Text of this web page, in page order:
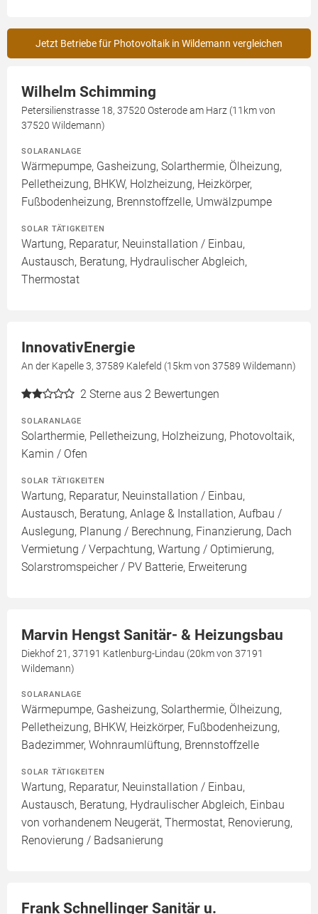
Jetzt Betriebe für Photovoltaik in Wildemann vergleichen
Wilhelm Schimming
Petersilienstrasse 18, 37520 Osterode am Harz (11km von
37520 Wildemann)
SOLARANLAGE
Wärmepumpe, Gasheizung, Solarthermie, Ölheizung,
Pelletheizung, BHKW, Holzheizung, Heizkörper,
Fußbodenheizung, Brennstoffzelle, Umwälzpumpe
SOLAR TÄTIGKEITEN
Wartung, Reparatur, Neuinstallation / Einbau,
Austausch, Beratung, Hydraulischer Abgleich,
Thermostat
InnovativEnergie
An der Kapelle 3, 37589 Kalefeld (15km von 37589 Wildemann)
2 Sterne aus 2 Bewertungen
SOLARANLAGE
Solarthermie, Pelletheizung, Holzheizung, Photovoltaik,
Kamin / Ofen
SOLAR TÄTIGKEITEN
Wartung, Reparatur, Neuinstallation / Einbau,
Austausch, Beratung, Anlage & Installation, Aufbau /
Auslegung, Planung / Berechnung, Finanzierung, Dach
Vermietung / Verpachtung, Wartung / Optimierung,
Solarstromspeicher / PV Batterie, Erweiterung
Marvin Hengst Sanitär- & Heizungsbau
Diekhof 21, 37191 Katlenburg-Lindau (20km von 37191
Wildemann)
SOLARANLAGE
Wärmepumpe, Gasheizung, Solarthermie, Ölheizung,
Pelletheizung, BHKW, Heizkörper, Fußbodenheizung,
Badezimmer, Wohnraumlüftung, Brennstoffzelle
SOLAR TÄTIGKEITEN
Wartung, Reparatur, Neuinstallation / Einbau,
Austausch, Beratung, Hydraulischer Abgleich, Einbau
von vorhandenem Neugerät, Thermostat, Renovierung,
Renovierung / Badsanierung
Frank Schnellinger Sanitär u.